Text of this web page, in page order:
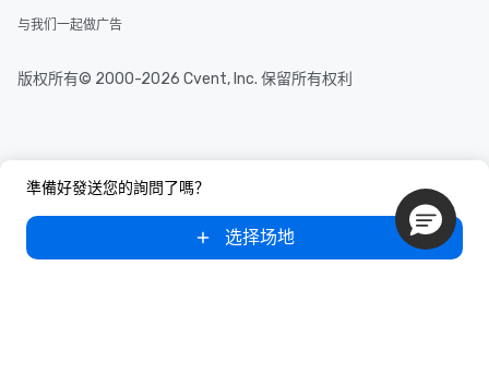
準備好發送您的詢問了嗎？
选择场地
与我们一起做广告
版权所有© 2000-2026 Cvent, Inc. 保留所有权利